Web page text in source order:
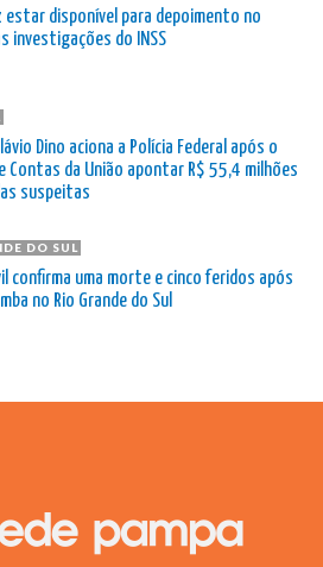
estar disponível para depoimento no
investigações do INSS
Dino aciona a Polícia Federal após o
Contas da União apontar R$ 55,4 milhões
suspeitas
DO SUL
confirma uma morte e cinco feridos após
no Rio Grande do Sul